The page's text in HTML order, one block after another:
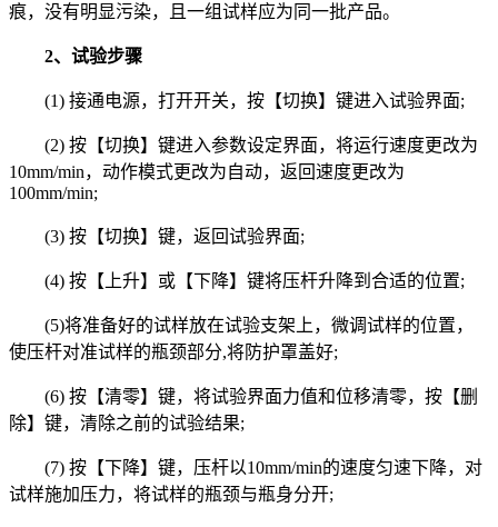
痕，没有明显污染，且一组试样应为同一批产品。
2、试验步骤
(1) 接通电源，打开开关，按【切换】键进入试验界面;
(2) 按【切换】键进入参数设定界面，将运行速度更改为
10mm/min，动作模式更改为自动，返回速度更改为
100mm/min;
(3) 按【切换】键，返回试验界面;
(4) 按【上升】或【下降】键将压杆升降到合适的位置;
(5)将准备好的试样放在试验支架上，微调试样的位置，
使压杆对准试样的瓶颈部分,将防护罩盖好;
(6) 按【清零】键，将试验界面力值和位移清零，按【删
除】键，清除之前的试验结果;
(7) 按【下降】键，压杆以10mm/min的速度匀速下降，对
试样施加压力，将试样的瓶颈与瓶身分开;